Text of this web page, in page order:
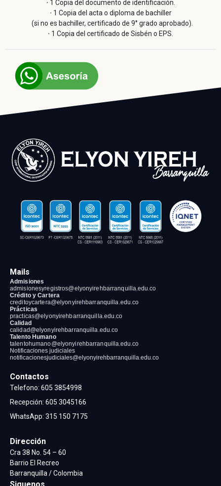
· 1 Copia del documento de identificación.
· 1 Copia del acta o diploma de bachiller
(si no es bachiller, certificado de 9° grado aprobado).
· 1 Copia del certificado de Sisbén o EPS.
Mails
Admisiones
admisionesyregistros@elyonyirehbarranquilla.edu.co
Crédito y Cartera
creditoycartera@elyonyirehbarranquilla.edu.co
Prácticas
practicas@elyonyirehbarranquilla.edu.co
Calidad
calidad@elyonyirehbarranquilla.edu.co
Talento Humano
talentohumano@elyonyirehbarranquilla.edu.co
Notificaciones judiciales
notificacionesjudiciales@elyonyirehbarranquilla.edu.co
Contactos
Telefono: 605 3854998
Recepción: 605 3045166
WhatsApp: 315 150 7175
Dirección
Cra 38 No. 54 – 60
Barrio El Recreo
Barranquilla / Colombia